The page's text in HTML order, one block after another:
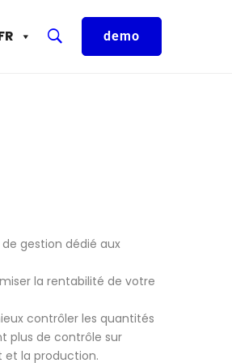
demo
gestion dédié aux
la rentabilité de votre
contrôler les quantités
plus de contrôle sur
et la production.